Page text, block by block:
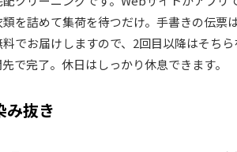
を詰めて集荷を待つだけ。手書きの伝票
でお届けしますので、2回目以降はそち
で完了。休日はしっかり休息できます。
み抜き